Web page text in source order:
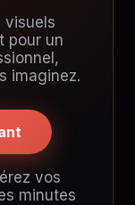
visuels
pour un
imaginez.
vos
minutes